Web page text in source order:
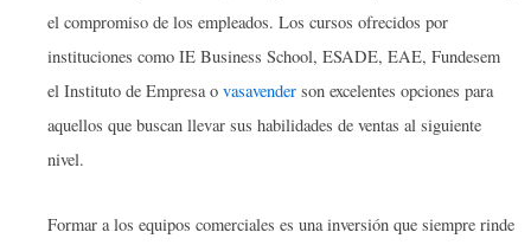
el compromiso de los empleados. Los cursos ofrecidos por
instituciones como IE Business School, ESADE, EAE, Fundesem
el Instituto de Empresa o vasavender son excelentes opciones para
aquellos que buscan llevar sus habilidades de ventas al siguiente
nivel.
Formar a los equipos comerciales es una inversión que siempre rinde